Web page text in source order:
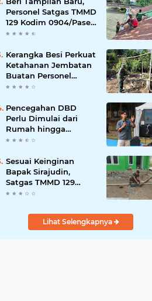
Personel Satgas TMMD
129 Kodim 0904/Paser
Cat Atap Rumah
Kerangka Besi Perkuat
Ketahanan Jembatan
Buatan Personel
TMMD 129
Pencegahan DBD
Perlu Dimulai dari
Rumah hingga
Lingkungan Sekolah
Sesuai Keinginan
Bapak Sirajudin,
Satgas TMMD 129
Ubah Tampilan
Lihat Selengkapnya